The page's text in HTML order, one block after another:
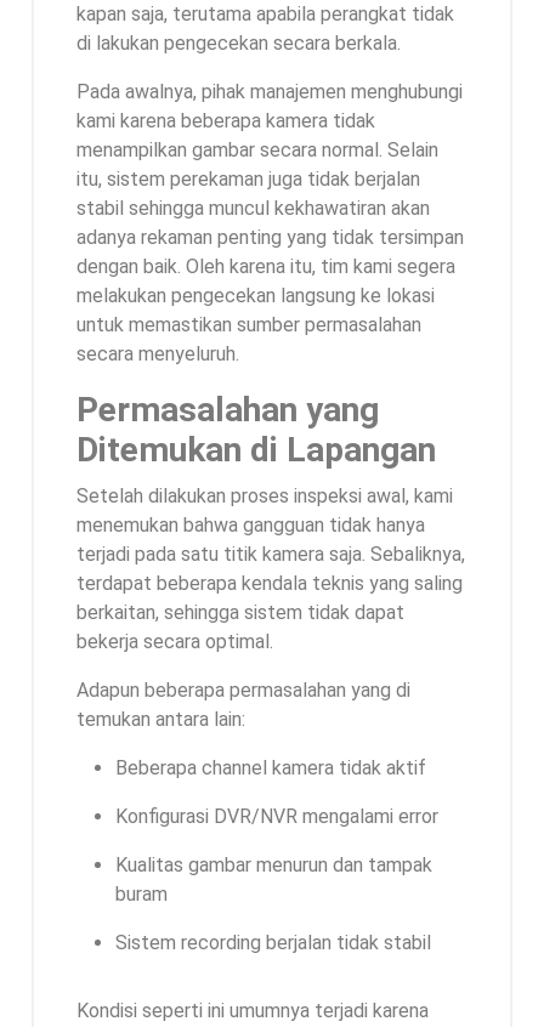
kapan saja, terutama apabila perangkat tidak
di lakukan pengecekan secara berkala.
Pada awalnya, pihak manajemen menghubungi
kami karena beberapa kamera tidak
menampilkan gambar secara normal. Selain
itu, sistem perekaman juga tidak berjalan
stabil sehingga muncul kekhawatiran akan
adanya rekaman penting yang tidak tersimpan
dengan baik. Oleh karena itu, tim kami segera
melakukan pengecekan langsung ke lokasi
untuk memastikan sumber permasalahan
secara menyeluruh.
Permasalahan yang
Ditemukan di Lapangan
Setelah dilakukan proses inspeksi awal, kami
menemukan bahwa gangguan tidak hanya
terjadi pada satu titik kamera saja. Sebaliknya,
terdapat beberapa kendala teknis yang saling
berkaitan, sehingga sistem tidak dapat
bekerja secara optimal.
Adapun beberapa permasalahan yang di
temukan antara lain:
Beberapa channel kamera tidak aktif
Konfigurasi DVR/NVR mengalami error
Kualitas gambar menurun dan tampak
buram
Sistem recording berjalan tidak stabil
Kondisi seperti ini umumnya terjadi karena